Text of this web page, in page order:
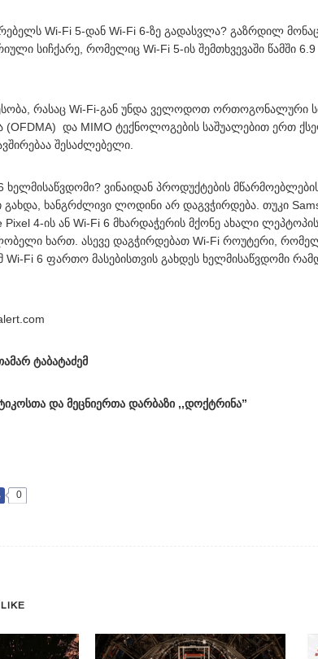
Wi-Fi 5-დან Wi-Fi 6-ზე გადასვლა? გაზრდილ
სიჩქარე, რომელიც Wi-Fi 5-ის შემთხვევაში წამში 6.9
რასაც Wi-Fi-გან უნდა ველოდოთ ორთოგონალური
(OFDMA) და MIMO ტექნოლოგების საშუალებით ერთ
შესაძლებელი.
ხელმისაწვდომი? ვინაიდან პროდუქტების
გახდა, ხანგრძლივი ლოდინი არ დაგვჭირდება. თუკი
Pixel 4-ის ან Wi-Fi 6 მხარდაჭერის მქონე ახალი
ხართ. ასევე დაგჭირდებათ Wi-Fi როუტერი,
Wi-Fi 6 ფართო მასებისთვის გახდეს ხელმისაწვდომი
ტაბატაძემ
და მეცნიერთა დარბაზი ,,დოქტრინა”
0